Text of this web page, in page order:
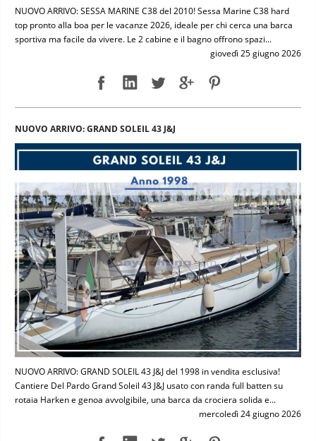
NUOVO ARRIVO: SESSA MARINE C38 del 2010! Sessa Marine C38 hard
top pronto alla boa per le vacanze 2026, ideale per chi cerca una barca
sportiva ma facile da vivere. Le 2 cabine e il bagno offrono spazi...
giovedì 25 giugno 2026
NUOVO ARRIVO: GRAND SOLEIL 43 J&J
NUOVO ARRIVO: GRAND SOLEIL 43 J&J del 1998 in vendita esclusiva!
Cantiere Del Pardo Grand Soleil 43 J&J usato con randa full batten su
rotaia Harken e genoa avvolgibile, una barca da crociera solida e...
mercoledì 24 giugno 2026